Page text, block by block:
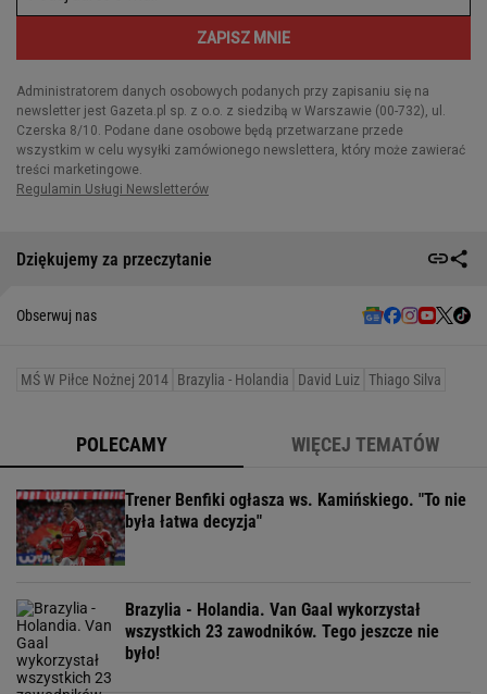
Dziękujemy za przeczytanie
Obserwuj nas
MŚ W Piłce Nożnej 2014 Brazylia - Holandia David Luiz Thiago Silva
POLECAMY WIĘCEJ TEMATÓW
Trener Benfiki ogłasza ws. Kamińskiego. "To nie
była łatwa decyzja"
Brazylia - Holandia. Van Gaal wykorzystał
wszystkich 23 zawodników. Tego jeszcze nie
było!